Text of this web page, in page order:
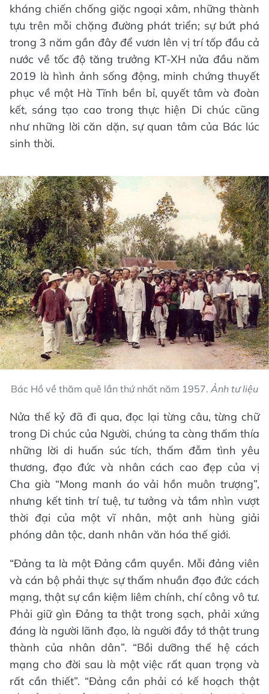
kháng chiến chống giặc ngoại xâm, những thành
tựu trên mỗi chặng đường phát triển; sự bứt phá
trong 3 năm gần đây để vươn lên vị trí tốp đầu cả
nước về tốc độ tăng trưởng KT-XH nửa đầu năm
2019 là hình ảnh sống động, minh chứng thuyết
phục về một Hà Tĩnh bền bỉ, quyết tâm và đoàn
kết, sáng tạo cao trong thực hiện Di chúc cũng
như những lời căn dặn, sự quan tâm của Bác lúc
sinh thời.
Bác Hồ về thăm quê lần thứ nhất năm 1957. Ảnh tư liệu
Nửa thế kỷ đã đi qua, đọc lại từng câu, từng chữ
trong Di chúc của Người, chúng ta càng thấm thía
những lời di huấn súc tích, thấm đẫm tình yêu
thương, đạo đức và nhân cách cao đẹp của vị
Cha già “Mong manh áo vải hồn muôn trượng”,
nhưng kết tinh trí tuệ, tư tưởng và tầm nhìn vượt
thời đại của một vĩ nhân, một anh hùng giải
phóng dân tộc, danh nhân văn hóa thế giới.
“Đảng ta là một Đảng cầm quyền. Mỗi đảng viên
và cán bộ phải thực sự thấm nhuần đạo đức cách
mạng, thật sự cần kiệm liêm chính, chí công vô tư.
Phải giữ gìn Đảng ta thật trong sạch, phải xứng
đáng là người lãnh đạo, là người đầy tớ thật trung
thành của nhân dân”. “Bồi dưỡng thế hệ cách
mạng cho đời sau là một việc rất quan trọng và
rất cần thiết”. “Đảng cần phải có kế hoạch thật